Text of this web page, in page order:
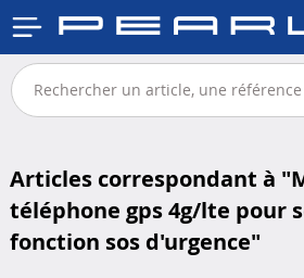
Articles correspondant à "
téléphone gps 4g/lte pour
fonction sos d'urgence"